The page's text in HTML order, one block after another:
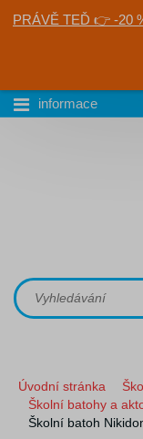
PRÁVĚ TEĎ 👉 -20
informace
Úvodní stránka
Školní batohy a
Školní batoh